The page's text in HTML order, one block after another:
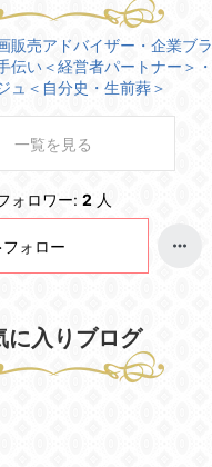
販売アドバイザー・企業ブラ
伝い＜経営者パートナー＞・
ュ＜自分史・生前葬＞
一覧を見る
ォロワー: 2 人
フォロー
に入りブログ